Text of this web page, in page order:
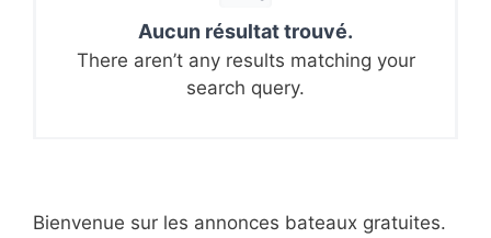
Aucun résultat trouvé.
There aren’t any results matching your
search query.
Bienvenue sur les annonces bateaux gratuites.